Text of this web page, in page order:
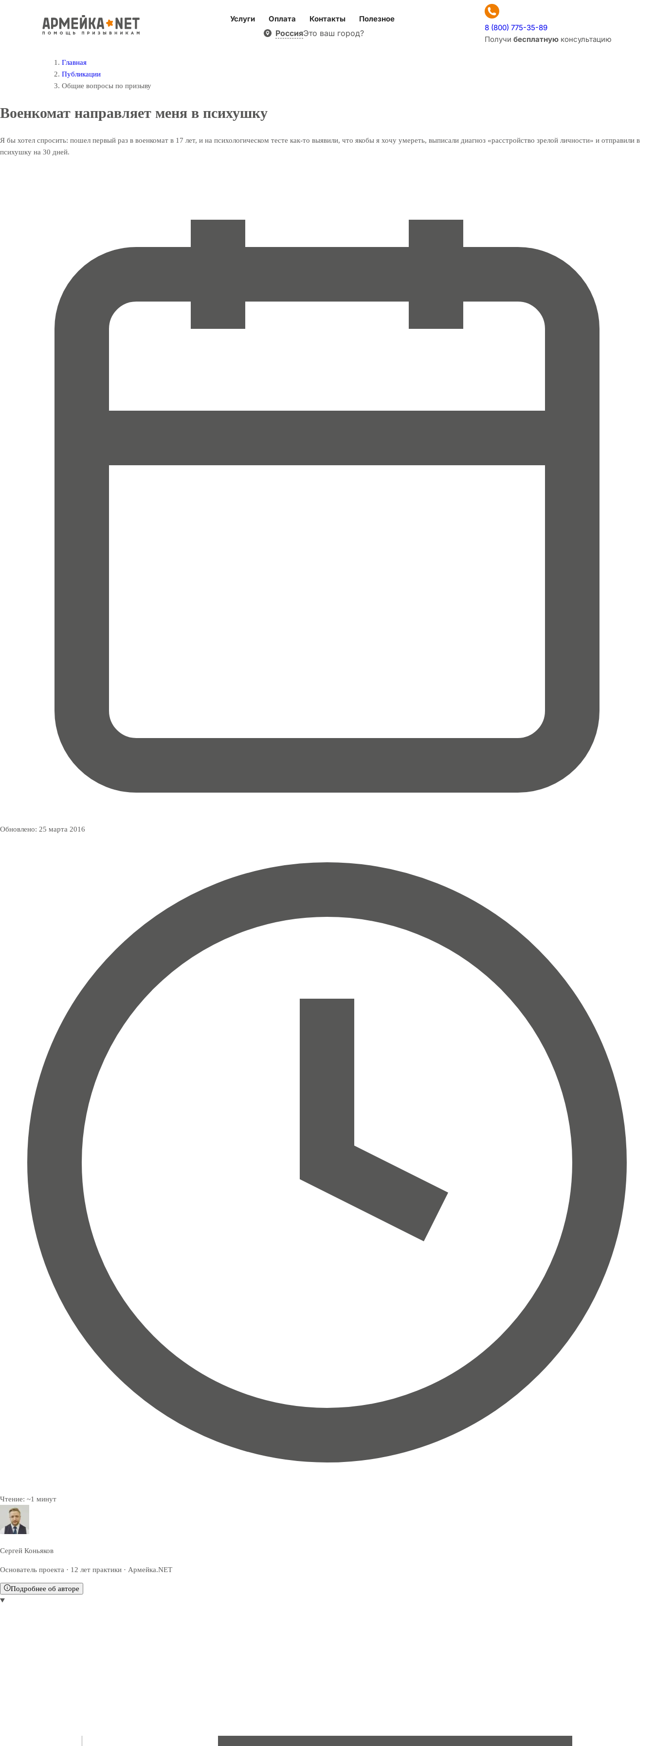
Услуги Оплата Контакты Полезное
РоссияЭто ваш город?
8 (800) 775-35-89
Получи бесплатную консультацию
Главная
Публикации
Общие вопросы по призыву
Военкомат направляет меня в психушку
Я бы хотел спросить: пошел первый раз в военкомат в 17 лет, и на психологическом тесте как-то выявили, что якобы я хочу умереть, выписали диагноз «расстройство зрелой личности» и отправили в
психушку на 30 дней.
Обновлено: 25 марта 2016
Чтение: ~1 минут
Сергей Коньяков
Основатель проекта · 12 лет практики · Армейка.NET
Подробнее об авторе